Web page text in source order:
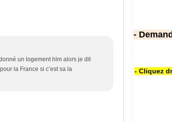
un logement hlm alors je dit
la France si c’est sa la
-
- Cliquez